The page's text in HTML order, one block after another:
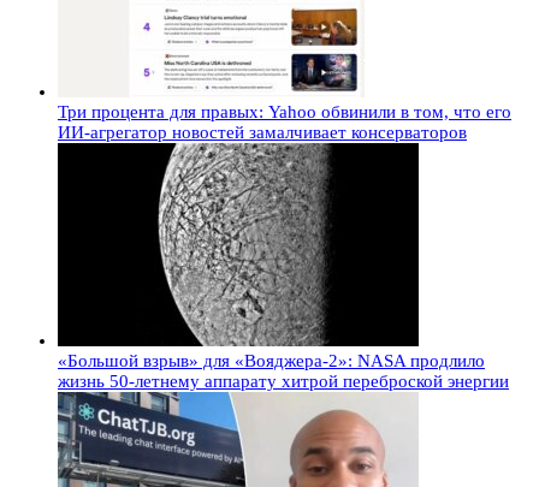
Три процента для правых: Yahoo обвинили в том, что его
ИИ-агрегатор новостей замалчивает консерваторов
«Большой взрыв» для «Вояджера-2»: NASA продлило
жизнь 50-летнему аппарату хитрой переброской энергии